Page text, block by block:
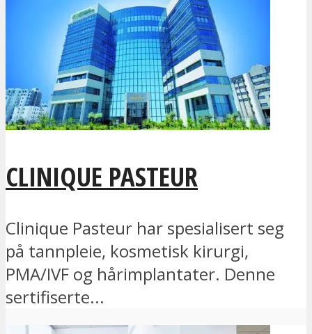
CLINIQUE PASTEUR
Clinique Pasteur har spesialisert seg
på tannpleie, kosmetisk kirurgi,
PMA/IVF og hårimplantater. Denne
sertifiserte...